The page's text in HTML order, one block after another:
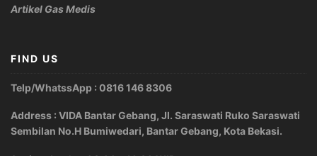
Artikel Gas Medis
FIND US
Telp/WhatssApp : 0816 146 8306
Address : VIDA Bantar Gebang, Jl. Saraswati Ruko Saraswati
Sembilan No.H Bumiwedari, Bantar Gebang, Kota Bekasi.